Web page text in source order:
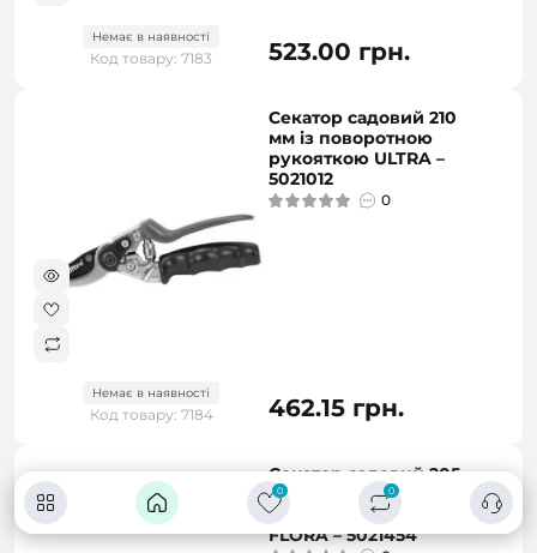
0 0
Немає в наявності
Код товару: 7183 523.00 грн.
Немає в наявності
Код товару: 7184
Секатор садовий 210
мм із поворотною
рукояткою ULTRA –
5021012
0
462.15 грн.
Секатор садовий 205
мм обвідний з
пружиною кручення
FLORA – 5021454